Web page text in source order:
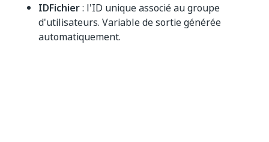
IDFichier: l'ID unique associé au groupe
d'utilisateurs. Variable de sortie générée
automatiquement.